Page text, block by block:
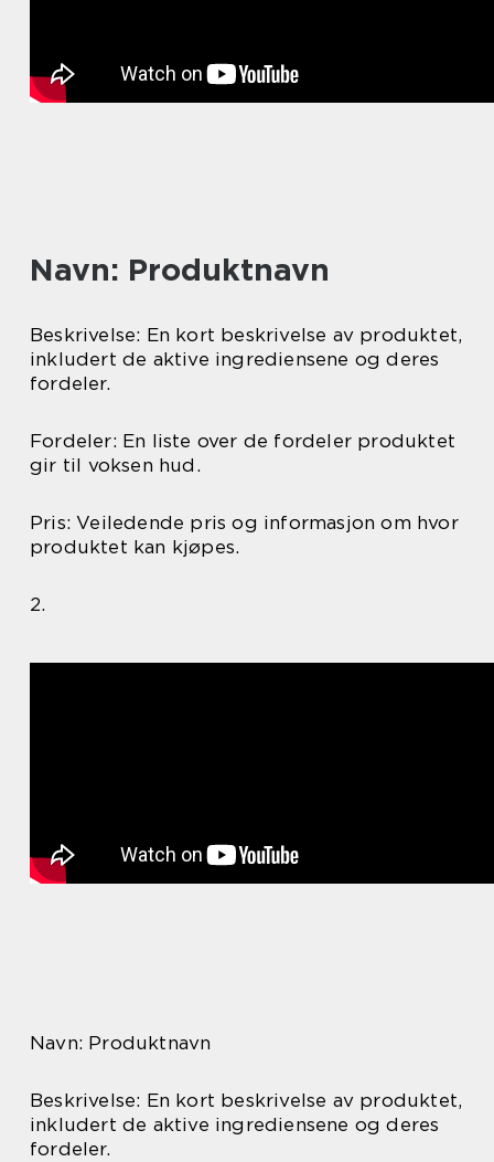
Navn: Produktnavn
Beskrivelse: En kort beskrivelse av produktet,
inkludert de aktive ingrediensene og deres
fordeler.
Fordeler: En liste over de fordeler produktet
gir til voksen hud.
Pris: Veiledende pris og informasjon om hvor
produktet kan kjøpes.
2.
Navn: Produktnavn
Beskrivelse: En kort beskrivelse av produktet,
inkludert de aktive ingrediensene og deres
fordeler.